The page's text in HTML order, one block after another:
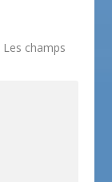
Les champs